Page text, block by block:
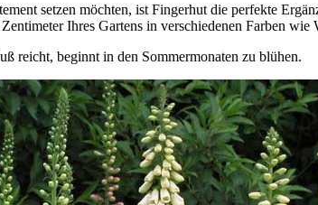
setzen möchten, ist Fingerhut die perfekte
Ihres Gartens in verschiedenen Farben
reicht, beginnt in den Sommermonaten zu blühen.